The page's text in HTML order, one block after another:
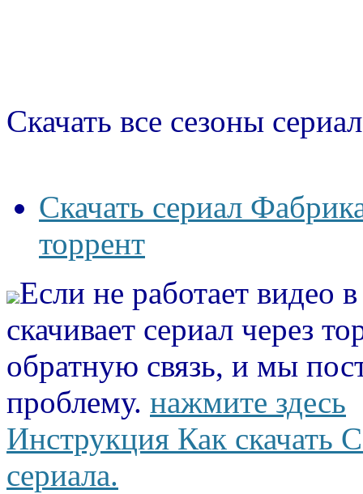
Скачать все сезоны
Скачать сериал
торрент
Если не работает видео
скачивает сериал через
обратную связь, и мы
проблему. нажмите здесь
Инструкция Как скачать
сериала.